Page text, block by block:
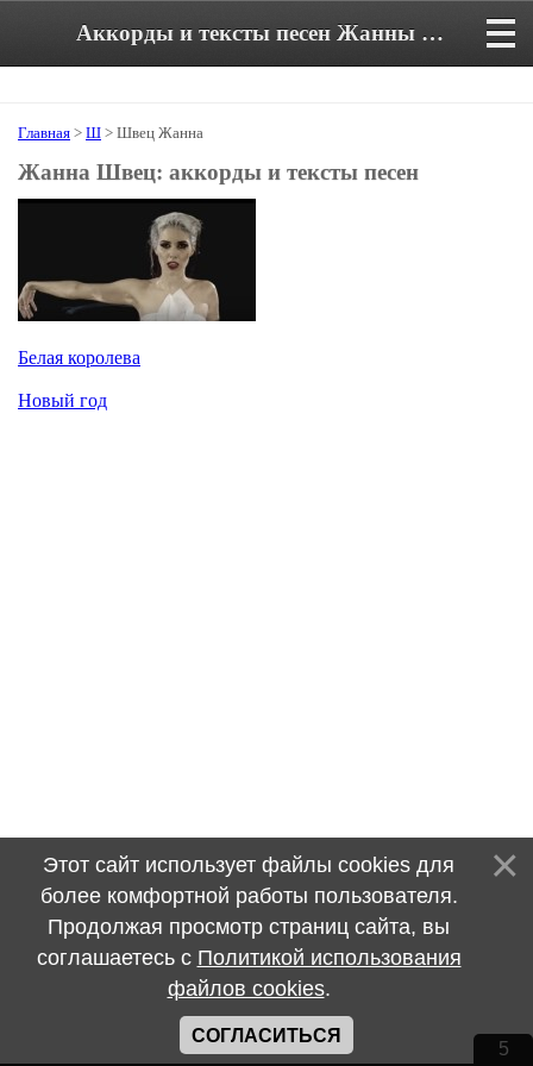
Аккорды и тексты песен Жанны Швец
Главная > Ш > Швец Жанна
Жанна Швец: аккорды и тексты песен
Белая королева
Новый год
Этот сайт использует файлы cookies для
более комфортной работы пользователя.
Продолжая просмотр страниц сайта, вы
соглашаетесь с Политикой использования
файлов cookies.
СОГЛАСИТЬСЯ
5